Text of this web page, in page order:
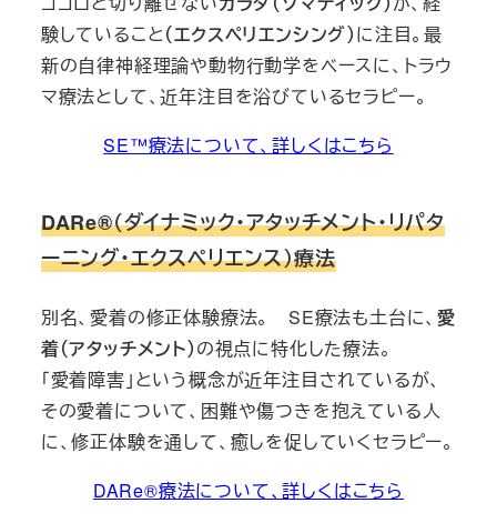
験していること（エクスペリエンシング）に注目。最
新の自律神経理論や動物行動学をベースに、トラウ
マ療法として、近年注目を浴びているセラピー。
SE™療法について、詳しくはこちら
DARe®（ダイナミック・アタッチメント・リパタ
ーニング・エクスペリエンス）療法
別名、愛着の修正体験療法。 SE療法も土台に、愛
着（アタッチメント）の視点に特化した療法。
「愛着障害」という概念が近年注目されているが、
その愛着について、困難や傷つきを抱えている人
に、修正体験を通して、癒しを促していくセラピー。
DARe®療法について、詳しくはこちら